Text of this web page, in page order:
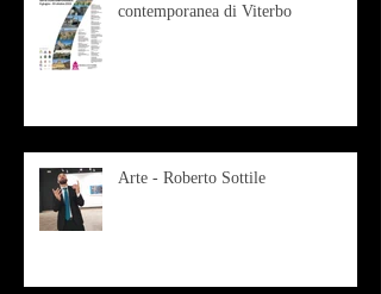
contemporanea di Viterbo
Arte - Roberto Sottile